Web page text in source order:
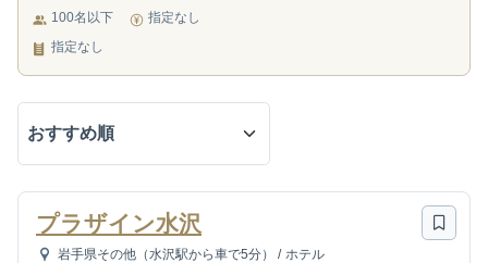
100名以下
指定なし
指定なし
プラザイン水沢
岩手県その他（水沢駅から車で5分） / ホテル